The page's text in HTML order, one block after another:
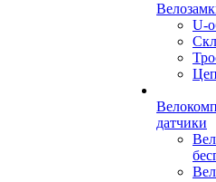
U-
датчики